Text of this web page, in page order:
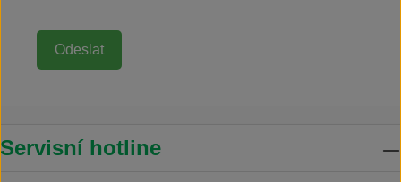
Servisní hotline